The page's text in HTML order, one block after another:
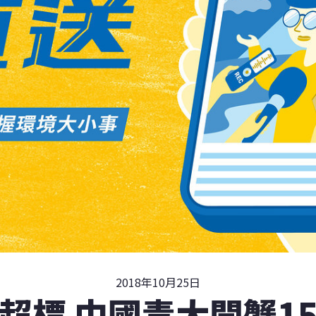
2018年10月25日